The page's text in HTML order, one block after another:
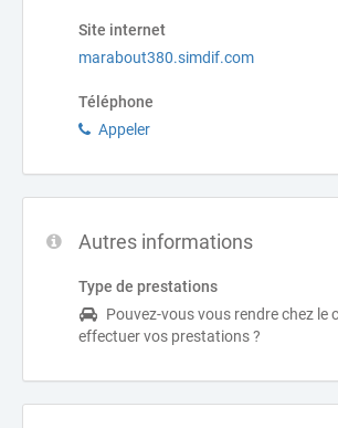
Site internet
marabout380.simdif.com
Téléphone
Appeler
Autres informations
Type de prestations
Pouvez-vous vous rendre chez le
effectuer vos prestations ?